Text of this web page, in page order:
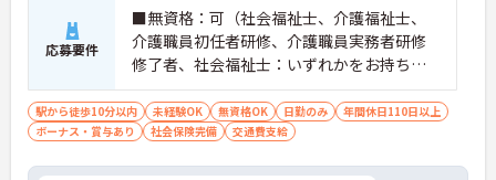
応募要件
■無資格：可（社会福祉士、介護福祉士、
介護職員初任者研修、介護職員実務者研修
修了者、社会福祉士：いずれかをお持ちの
方は優遇） ■介護経験がある方（サービス
提供責任者経験者優遇）
駅から徒歩10分以内 未経験OK 無資格OK 日勤のみ
年間休日110日以上
ボーナス・賞与あり
社会保険完備 交通費支給